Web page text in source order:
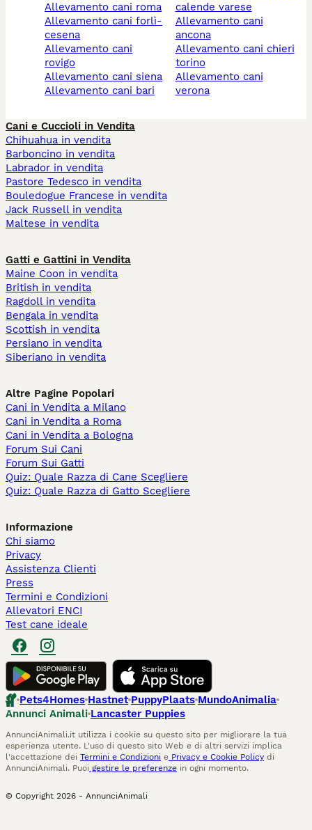
allevamento cani roma
allevamento cani forlì-
cesena
allevamento cani
rovigo
allevamento cani siena
allevamento cani bari
calende varese
allevamento cani
ancona
allevamento cani chieri
torino
allevamento cani
verona
Cani e Cuccioli in Vendita
Chihuahua in vendita
Barboncino in vendita
Labrador in vendita
Pastore Tedesco in vendita
Bouledogue Francese in vendita
Jack Russell in vendita
Maltese in vendita
Gatti e Gattini in Vendita
Maine Coon in vendita
British in vendita
Ragdoll in vendita
Bengala in vendita
Scottish in vendita
Persiano in vendita
Siberiano in vendita
Altre Pagine Popolari
Cani in Vendita a Milano
Cani in Vendita a Roma
Cani in Vendita a Bologna
Forum Sui Cani
Forum Sui Gatti
Quiz: Quale Razza di Cane Scegliere
Quiz: Quale Razza di Gatto Scegliere
Informazione
Chi siamo
Privacy
Assistenza Clienti
Press
Termini e Condizioni
Allevatori ENCI
Test cane ideale
Pets4Homes Hastnet PuppyPlaats MundoAnimalia
Annunci Animali Lancaster Puppies
AnnunciAnimali.it utilizza i cookie su questo sito per migliorare la tua
esperienza utente. L'uso di questo sito Web e di altri servizi implica
l'accettazione dei Termini e Condizioni e Privacy e Cookie Policy di
AnnunciAnimali. Puoi gestire le preferenze in ogni momento.
© Copyright 2026 - AnnunciAnimali